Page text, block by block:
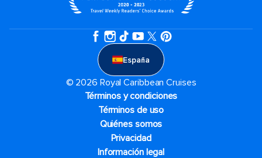
España
© 2026 Royal Caribbean Cruises
Términos y condiciones
Términos de uso
Quiénes somos
Privacidad
Información legal